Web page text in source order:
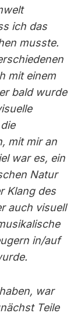
ich das
musste.
mit einem
bald wurde
mit mir an
war es, ein
Natur
Klang des
auch visuell
in/auf
war
Teile